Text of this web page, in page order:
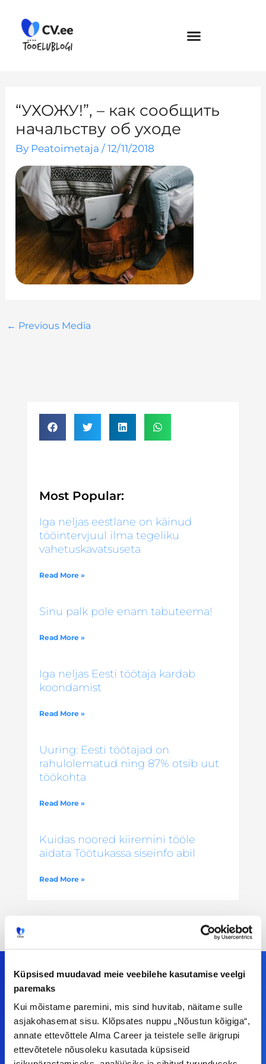
Küpsised muudavad meie veebilehe kasutamise veelgi
paremaks
Kui mõistame paremini, mis sind huvitab, näitame sulle
asjakohasemat sisu. Klõpsates nuppu „Nõustun kõigiga“,
annate ettevõttele Alma Career ja teistele selle ärigrupi
ettevõtetele nõusoleku kasutada küpsiseid
content
“УХОЖУ!”, – как сообщить
начальству об уходе
By Peatoimetaja/12/11/2018
← Previous Media
Most Popular:
Iga neljas eestlane on käinud
tööintervjuul ilma tegeliku
vahetuskavatsuseta
Read More »
Sinu palk pole enam tabuteema!
Read More »
Iga neljas Eesti töötaja kardab
koondamist
Read More »
Uuring: Eesti töötajad on
rahulolematud ning 87% otsib uut
töökohta
Read More »
Kuidas noored kiiremini tööle
aidata Töötukassa siseinfo abil
Read More »
Meiega leiad!
Tööelublogi.ee lehelt leiad kõik vajaliku, et olla
kursis tööturu uudistega. Kui sul on